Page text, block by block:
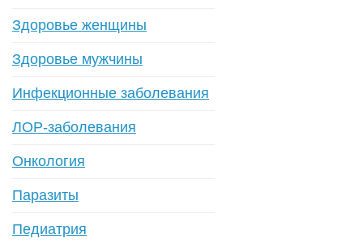
Здоровье женщины
Здоровье мужчины
Инфекционные заболевания
ЛОР-заболевания
Онкология
Паразиты
Педиатрия